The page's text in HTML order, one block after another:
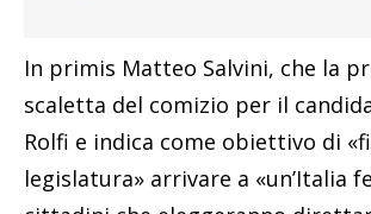
In primis Matteo Salvini, che la
scaletta del comizio per il
Rolfi e indica come obiettivo di
legislatura» arrivare a «un’Italia